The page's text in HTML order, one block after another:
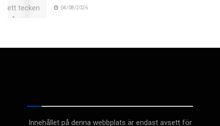
04/08/2026
Innehållet på denna webbplats är endast avsett för